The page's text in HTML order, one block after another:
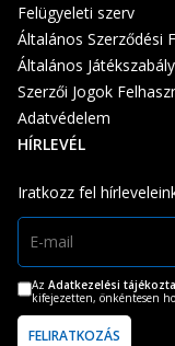
Felügyeleti szerv
Általános Szerződési
Általános
Szerzői Jogok
Adatvédelem
HÍRLEVÉL
Iratkozz fel
Az Adatkezelési
kifejezetten, önkéntesen